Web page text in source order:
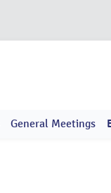
General Meetings